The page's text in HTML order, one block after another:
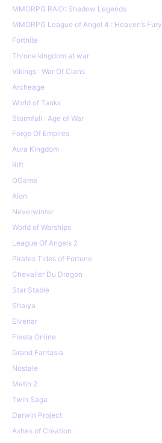
MMORPG RAID: Shadow Legends
MMORPG League of Angel 4 : Heaven’s Fury
Fortnite
Throne kingdom at war
Vikings : War Of Clans
Archeage
World of Tanks
Stormfall : Age of War
Forge Of Empires
Aura Kingdom
Rift
OGame
Aion
Neverwinter
World of Warships
League Of Angels 2
Pirates Tides of Fortune
Chevalier Du Dragon
Star Stable
Shaiya
Elvenar
Fiesta Online
Grand Fantasia
Nostale
Metin 2
Twin Saga
Darwin Project
Ashes of Creation